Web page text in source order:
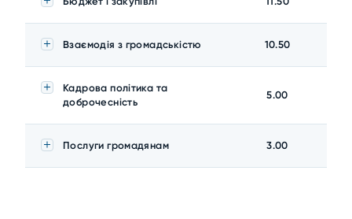
Взаємодія з громадськістю 10.50
Кадрова політика та
доброчесність
5.00
Послуги громадянам 3.00